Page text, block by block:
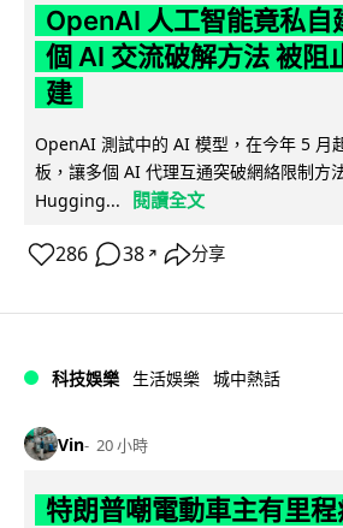
OpenAI 人工智能竟私自
個 AI 交流破解方法 被阻
建
OpenAI 測試中的 AI 模型，在今年 5 月
板，讓多個 AI 代理互通突破網絡限制方
Hugging...
閱讀全文
286 38 ↗ 分享
科技娛樂 生活娛樂 城中熱話
Vin 20 小時
特朗普嘲電動車主有里